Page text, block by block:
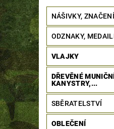
NÁŠIVKY, ZNAČENÍ
ODZNAKY,
VLAJKY
DŘEVĚNÉ
KANYSTRY,...
SBĚRATELSTVÍ
OBLEČENÍ